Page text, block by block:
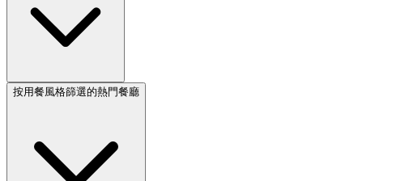
按用餐風格篩選的熱門餐廳